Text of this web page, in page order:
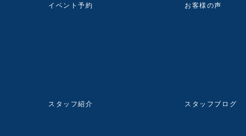
イベント予約 お客様の声
スタッフ紹介 スタッフブログ